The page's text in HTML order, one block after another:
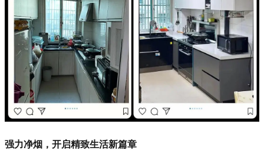
强力净烟，开启精致生活新篇章